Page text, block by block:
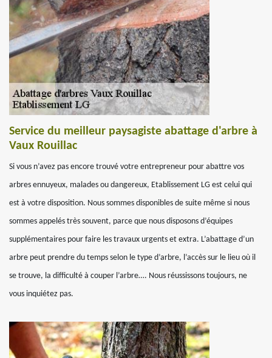
Service du meilleur paysagiste abattage d'arbre à
Vaux Rouillac
Si vous n’avez pas encore trouvé votre entrepreneur pour abattre vos
arbres ennuyeux, malades ou dangereux, Etablissement LG est celui qui
est à votre disposition. Nous sommes disponibles de suite même si nous
sommes appelés très souvent, parce que nous disposons d’équipes
supplémentaires pour faire les travaux urgents et extra. L’abattage d’un
arbre peut prendre du temps selon le type d’arbre, l’accès sur le lieu où il
se trouve, la difficulté à couper l’arbre…. Nous réussissons toujours, ne
vous inquiétez pas.